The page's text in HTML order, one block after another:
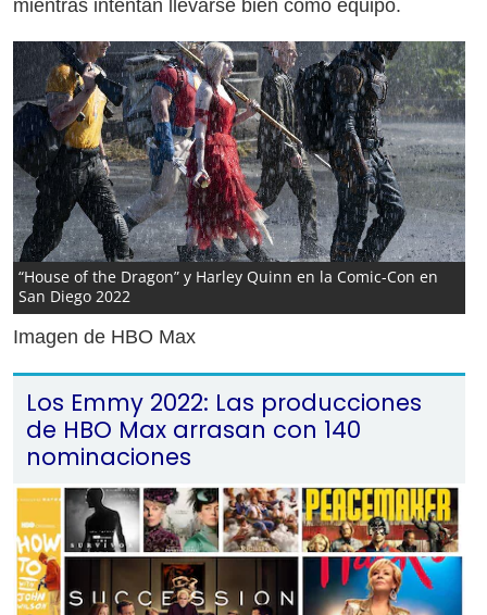
mientras intentan llevarse bien como equipo.
“House of the Dragon” y Harley Quinn en la Comic-Con en
San Diego 2022
Imagen de HBO Max
Los Emmy 2022: Las producciones
de HBO Max arrasan con 140
nominaciones